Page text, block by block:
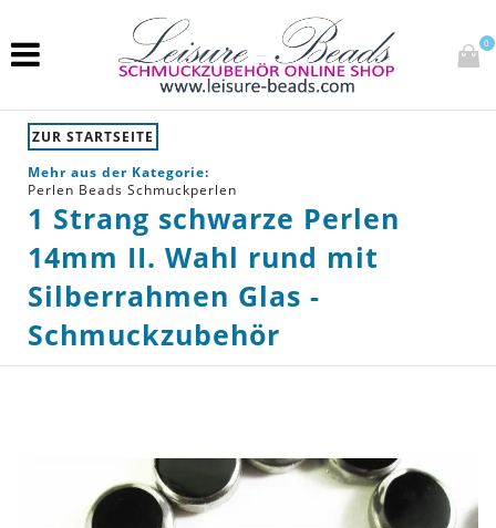
0
ZUR STARTSEITE
Mehr aus der Kategorie:
Perlen Beads Schmuckperlen
1 Strang schwarze Perlen
14mm II. Wahl rund mit
Silberrahmen Glas -
Schmuckzubehör